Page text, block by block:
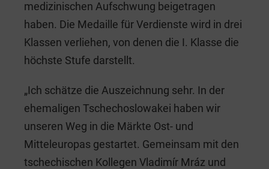
medizinischen Aufschwung beigetragen
haben. Die Medaille für Verdienste wird in drei
Klassen verliehen, von denen die I. Klasse die
höchste Stufe darstellt.
„Ich schätze die Auszeichnung sehr. In der
ehemaligen Tschechoslowakei haben wir
unseren Weg in die Märkte Ost- und
Mitteleuropas gestartet. Gemeinsam mit den
tschechischen Kollegen Vladimír Mráz und